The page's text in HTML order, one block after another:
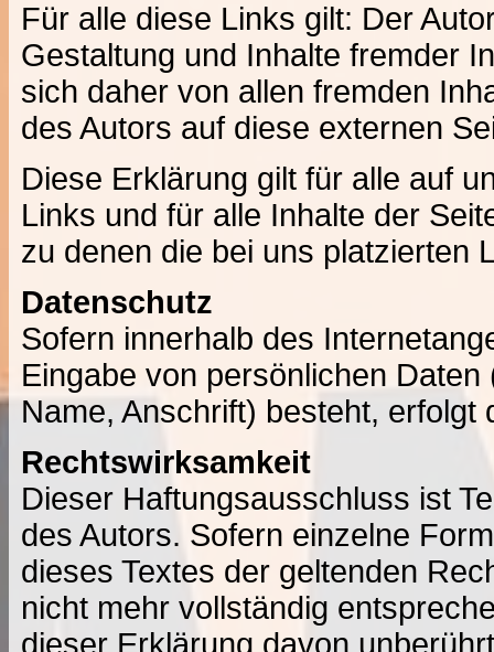
Für alle diese Links gilt: Der
Gestaltung und Inhalte fremder
sich daher von allen fremden
des Autors auf diese externen
Diese Erklärung gilt für alle auf
Links und für alle Inhalte der
zu denen die bei uns platzierten
Datenschutz
Sofern innerhalb des
Eingabe von persönlichen
Name, Anschrift) besteht, erfolgt
Rechtswirksamkeit
Dieser Haftungsausschluss ist
des Autors. Sofern einzelne
dieses Textes der geltenden
nicht mehr vollständig
dieser Erklärung davon